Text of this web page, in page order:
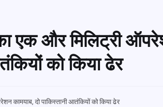
एक और मिलिट्री
को किया ढेर
कामयाब, दो पाकिस्तानी आतंकियों को किया ढेर